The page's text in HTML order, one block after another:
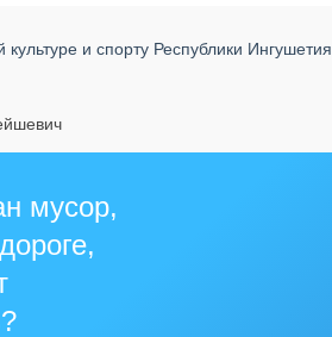
и спорту Республики Ингушетия
мусор,